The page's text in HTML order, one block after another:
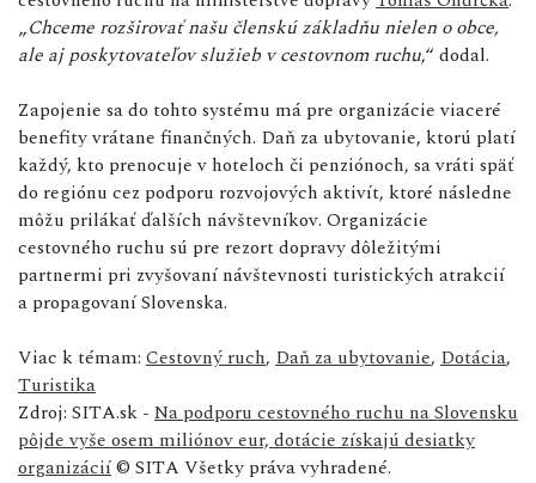
„Chceme rozširovať našu členskú základňu nielen o obce,
ale aj poskytovateľov služieb v cestovnom ruchu,“ dodal.
Zapojenie sa do tohto systému má pre organizácie viaceré
benefity vrátane finančných. Daň za ubytovanie, ktorú platí
každý, kto prenocuje v hoteloch či penziónoch, sa vráti späť
do regiónu cez podporu rozvojových aktivít, ktoré následne
môžu prilákať ďalších návštevníkov. Organizácie
cestovného ruchu sú pre rezort dopravy dôležitými
partnermi pri zvyšovaní návštevnosti turistických atrakcií
a propagovaní Slovenska.
Viac k témam: Cestovný ruch, Daň za ubytovanie, Dotácia,
Turistika
Zdroj: SITA.sk - Na podporu cestovného ruchu na Slovensku
pôjde vyše osem miliónov eur, dotácie získajú desiatky
organizácií© SITA Všetky práva vyhradené.